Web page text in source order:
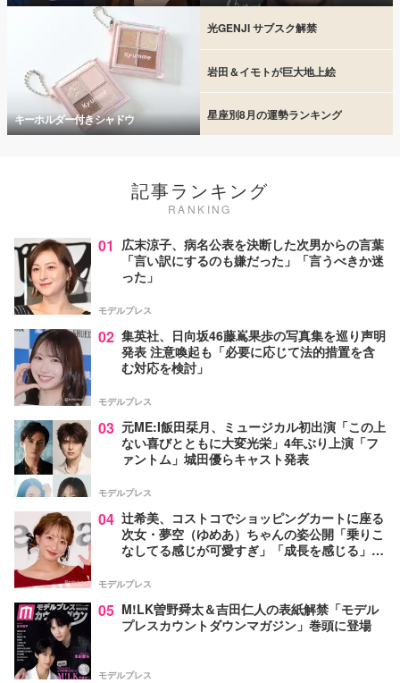
キーホルダー付きシャドウ
光GENJI サブスク解禁
岩田＆イモトが巨大地上絵
星座別8月の運勢ランキング
記事ランキング
RANKING
01 広末涼子、病名公表を決断した次男からの言葉
「言い訳にするのも嫌だった」「言うべきか迷
った」
モデルプレス
02 集英社、日向坂46藤嶌果歩の写真集を巡り声明
発表 注意喚起も「必要に応じて法的措置を含
む対応を検討」
モデルプレス
03 元ME:I飯田栞月、ミュージカル初出演「この上
ない喜びとともに大変光栄」4年ぶり上演「フ
ァントム」城田優らキャスト発表
モデルプレス
04 辻希美、コストコでショッピングカートに座る
次女・夢空（ゆめあ）ちゃんの姿公開「乗りこ
なしてる感じが可愛すぎ」「成長を感じる」の
モデルプレス
05 M!LK曽野舜太＆吉田仁人の表紙解禁「モデル
プレスカウントダウンマガジン」巻頭に登場
モデルプレス